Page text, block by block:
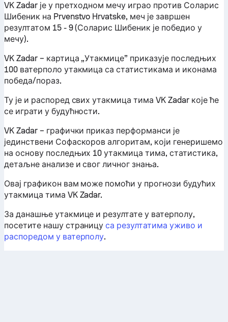
VK Zadar је у претходном мечу играо против Соларис
Шибеник на Prvenstvo Hrvatske, меч је завршен
резултатом 15 - 9 (Соларис Шибеник је победио у
мечу).
VK Zadar – картица „Утакмице” приказује последњих
100 ватерполо утакмица са статистикама и иконама
победа/пораз.
Ту је и распоред свих утакмица тима VK Zadar које ће
се играти у будућности.
VK Zadar – графички приказ перформанси је
јединствени Софаскоров алгоритам, који генеришемо
на основу последњих 10 утакмица тима, статистика,
детаљне анализе и свог личног знања.
Овај графикон вам може помоћи у прогнози будућих
утакмица тима VK Zadar.
За данашње утакмице и резултате у ватерполу,
посетите нашу страницуса резултатима уживо и
распоредом у ватерполу.